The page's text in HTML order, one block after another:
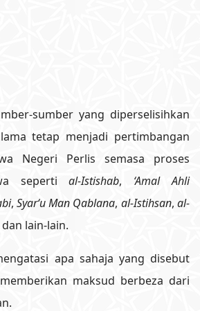
sumber yang diperselisihkan
tetap menjadi pertimbangan
Negeri Perlis semasa proses
sepertial-Istishab, ‘Amal Ahli
, Syar‘u Man Qablana, al-Istihsan,al-
dan lain-lain.
apa sahaja yang disebut
maksud berbeza dari